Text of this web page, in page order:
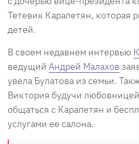
Тетевик Карапетян, которая
детей.
В своем недавнем интервью
ведущий Андрей Малахов
увела Булатова из семьи.
Виктория будучи
общаться с Карапетян и
услугами ее салона.